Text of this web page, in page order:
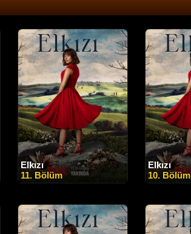
Elkızı
11. Bölüm
Elkızı
10. Bölüm